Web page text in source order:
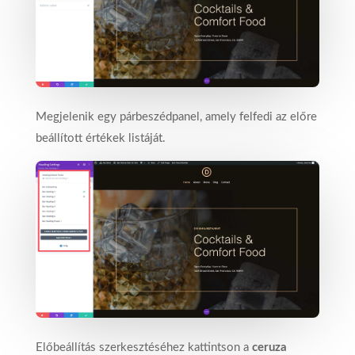
Megjelenik egy párbeszédpanel, amely felfedi az előre
beállított értékek listáját.
Előbeállítás szerkesztéséhez kattintson a ceruza